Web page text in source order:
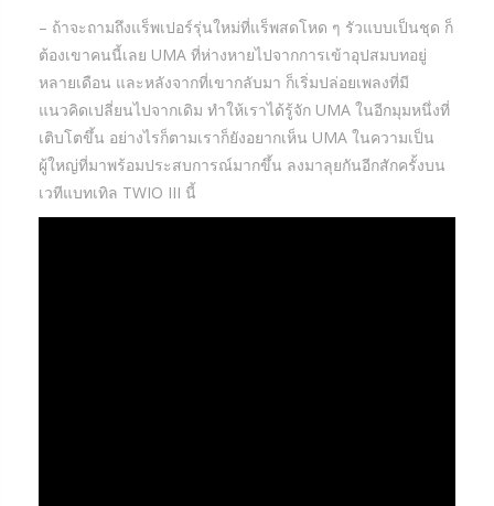
– ถ้าจะถามถึงแร็พเปอร์รุ่นใหม่ที่แร็พสดโหด ๆ รัวแบบเป็นชุด ก็
ต้องเขาคนนี้เลย UMA ที่ห่างหายไปจากการเข้าอุปสมบทอยู่
หลายเดือน และหลังจากที่เขากลับมา ก็เริ่มปล่อยเพลงที่มี
แนวคิดเปลี่ยนไปจากเดิม ทำให้เราได้รู้จัก UMA ในอีกมุมหนึ่งที่
เติบโตขึ้น อย่างไรก็ตามเราก็ยังอยากเห็น UMA ในความเป็น
ผู้ใหญ่ที่มาพร้อมประสบการณ์มากขึ้น ลงมาลุยกันอีกสักครั้งบน
เวทีแบทเทิล TWIO III นี้